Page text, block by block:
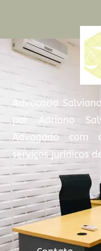
Advocacia
por Adriano
Advogado com
serviços jurídicos